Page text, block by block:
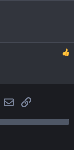
EmailEnlace